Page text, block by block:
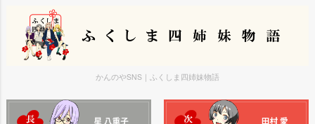
かんのやSNS｜ふくしま四姉妹物語